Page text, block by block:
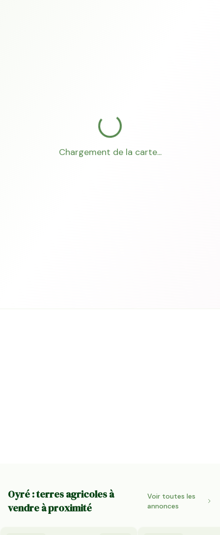
Chargement de la carte...
Oyré : terres agricoles à
vendre à proximité
Voir toutes les
annonces